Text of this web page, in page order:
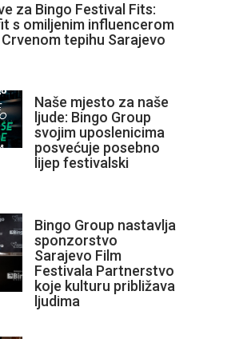
za Bingo Festival Fits:
s omiljenim influencerom
tepihu Sarajevo
Naše mjesto za naše
ljude: Bingo Group
svojim uposlenicima
posvećuje posebno
lijep festivalski
Bingo Group nastavlja
sponzorstvo
Sarajevo Film
Festivala Partnerstvo
koje kulturu približava
ljudima